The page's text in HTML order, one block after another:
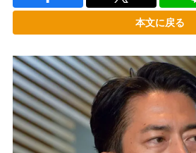
本文に戻る